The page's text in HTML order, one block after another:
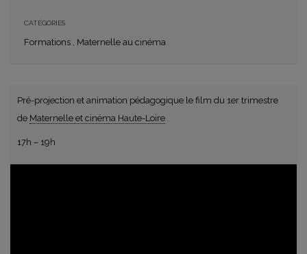
CATÉGORIES
Formations , Maternelle au cinéma
Pré-projection et animation pédagogique le film du 1er trimestre
de Maternelle et cinéma Haute-Loire
17h – 19h